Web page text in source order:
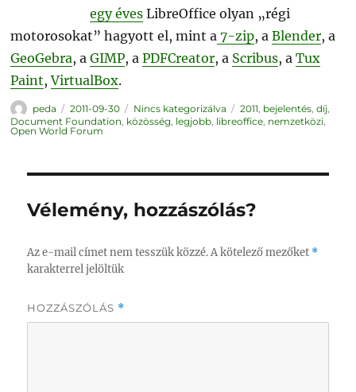
egy éves LibreOffice olyan „régi
motorosokat” hagyott el, mint a 7-zip, aBlender, a
GeoGebra, aGIMP, aPDFCreator, a Scribus, aTux
Paint,VirtualBox.
Szerző
peda Közzétéve
2011-09-30 Kategória
Nincs kategorizálva Címke
2011, bejelentés, díj,
Document Foundation, közösség, legjobb, libreoffice, nemzetközi,
Open World Forum
Vélemény, hozzászólás?
Az e-mail címet nem tesszük közzé. A kötelező mezőket *
karakterrel jelöltük
HOZZÁSZÓLÁS *